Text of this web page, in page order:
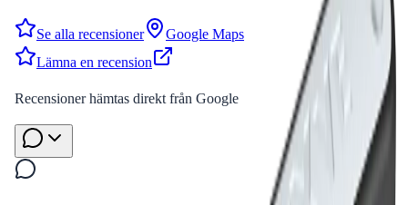
Se alla recensioner
Google Maps
Lämna en recension
Recensioner hämtas direkt från Google